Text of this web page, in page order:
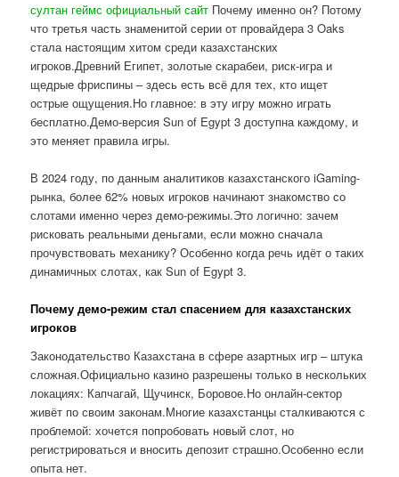
султан геймс официальный сайт Почему именно он? Потому
что третья часть знаменитой серии от провайдера 3 Oaks
стала настоящим хитом среди казахстанских
игроков.Древний Египет, золотые скарабеи, риск-игра и
щедрые фриспины – здесь есть всё для тех, кто ищет
острые ощущения.Но главное: в эту игру можно играть
бесплатно.Демо-версия Sun of Egypt 3 доступна каждому, и
это меняет правила игры.
В 2024 году, по данным аналитиков казахстанского iGaming-
рынка, более 62% новых игроков начинают знакомство со
слотами именно через демо-режимы.Это логично: зачем
рисковать реальными деньгами, если можно сначала
прочувствовать механику? Особенно когда речь идёт о таких
динамичных слотах, как Sun of Egypt 3.
Почему демо-режим стал спасением для казахстанских
игроков
Законодательство Казахстана в сфере азартных игр – штука
сложная.Официально казино разрешены только в нескольких
локациях: Капчагай, Щучинск, Боровое.Но онлайн-сектор
живёт по своим законам.Многие казахстанцы сталкиваются с
проблемой: хочется попробовать новый слот, но
регистрироваться и вносить депозит страшно.Особенно если
опыта нет.